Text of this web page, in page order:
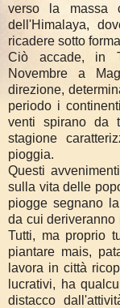
verso la massa
dell'Himalaya,
ricadere sotto
Ciò accade, in
Novembre a
direzione,
periodo i
venti spirano da
stagione
pioggia.
Questi
sulla vita delle
piogge segnano
da cui deriveranno
Tutti, ma proprio
piantare mais,
lavora in città
lucrativi, ha
distacco